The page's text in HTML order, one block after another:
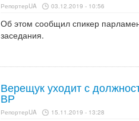
РепортерUA 03.12.2019 - 10:56
Об этом сообщил спикер
заседания.
Верещук уходит с
ВР
РепортерUA 15.11.2019 - 13:28